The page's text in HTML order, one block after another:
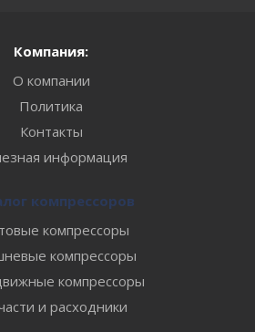
Компания:
О компании
Политика
Контакты
информация
компрессоров
компрессоры
компрессоры
компрессоры
и расходники